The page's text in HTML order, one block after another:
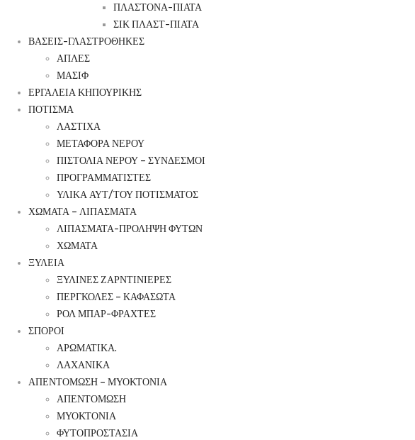
ΠΛΑΣΤΟΝΑ-ΠΙΑΤΑ
ΣΙΚ ΠΛΑΣΤ-ΠΙΑΤΑ
ΒΑΣΕΙΣ-ΓΛΑΣΤΡΟΘΗΚΕΣ
ΑΠΛΕΣ
ΜΑΣΙΦ
ΕΡΓΑΛΕΙΑ ΚΗΠΟΥΡΙΚΗΣ
ΠΟΤΙΣΜΑ
ΛΑΣΤΙΧΑ
ΜΕΤΑΦΟΡΑ ΝΕΡΟΥ
ΠΙΣΤΟΛΙΑ ΝΕΡΟΥ – ΣΥΝΔΕΣΜΟΙ
ΠΡΟΓΡΑΜΜΑΤΙΣΤΕΣ
ΥΛΙΚΑ ΑΥΤ/ΤΟΥ ΠΟΤΙΣΜΑΤΟΣ
ΧΩΜΑΤΑ – ΛΙΠΑΣΜΑΤΑ
ΛΙΠΑΣΜΑΤΑ-ΠΡΟΛΗΨΗ ΦΥΤΩΝ
ΧΩΜΑΤΑ
ΞΥΛΕΙΑ
ΞΥΛΙΝΕΣ ΖΑΡΝΤΙΝΙΕΡΕΣ
ΠΕΡΓΚΟΛΕΣ – ΚΑΦΑΣΩΤΑ
ΡΟΛ ΜΠΑΡ-ΦΡΑΧΤΕΣ
ΣΠΟΡΟΙ
ΑΡΩΜΑΤΙΚΑ.
ΛΑΧΑΝΙΚΑ
ΑΠΕΝΤΟΜΩΣΗ – ΜΥΟΚΤΟΝΙΑ
ΑΠΕΝΤΟΜΩΣΗ
ΜΥΟΚΤΟΝΙΑ
ΦΥΤΟΠΡΟΣΤΑΣΙΑ